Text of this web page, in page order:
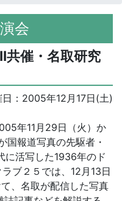
会
催・名取研究
： 2005年12月17日(土)
年11月29日（火）か
国報道写真の先駆者・
に活写した1936年のド
ブ２５では、12月13日
、名取が配信した写真